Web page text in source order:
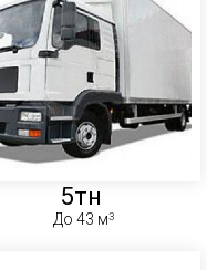
5тн
До 43 м